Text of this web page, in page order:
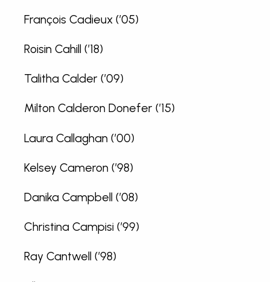
François Cadieux (’05)
Roisin Cahill (’18)
Talitha Calder (’09)
Milton Calderon Donefer (’15)
Laura Callaghan (’00)
Kelsey Cameron (’98)
Danika Campbell (’08)
Christina Campisi (’99)
Ray Cantwell (’98)